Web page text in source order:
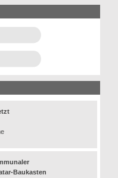
Baukasten